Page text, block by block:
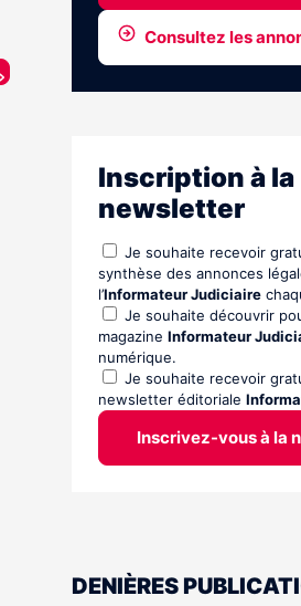
Consultez les
Inscription à la
newsletter
Je souhaite recevoir
synthèse des annonces
l’Informateur Judiciaire
Je souhaite découvrir
magazine Informateur
numérique.
Je souhaite recevoir
newsletter éditoriale
Inscrivez-vous à la
DENIÈRES